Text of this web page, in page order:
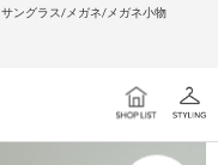
サングラス/メガネ/メガネ小物